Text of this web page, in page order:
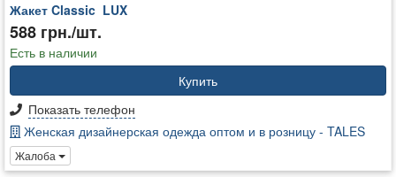
Жакет Classic_LUX
588 грн./шт.
Есть в наличии
Купить
Показать телефон
Женская дизайнерская одежда оптом и в розницу - TALES
Жалоба